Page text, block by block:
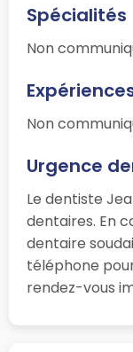
Spécialités
Non
Non
Urgence
Le dentiste
dentaires. En
dentaire
téléphone
rendez-vous